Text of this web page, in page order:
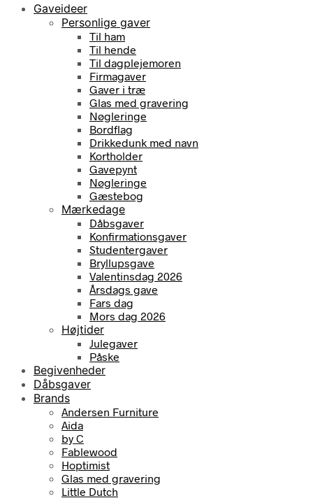
Gaveideer
Personlige gaver
Til ham
Til hende
Til dagplejemoren
Firmagaver
Gaver i træ
Glas med gravering
Nøgleringe
Bordflag
Drikkedunk med navn
Kortholder
Gavepynt
Nøgleringe
Gæstebog
Mærkedage
Dåbsgaver
Konfirmationsgaver
Studentergaver
Bryllupsgave
Valentinsdag 2026
Årsdags gave
Fars dag
Mors dag 2026
Højtider
Julegaver
Påske
Begivenheder
Dåbsgaver
Brands
Andersen Furniture
Aida
by C
Fablewood
Hoptimist
Glas med gravering
Little Dutch